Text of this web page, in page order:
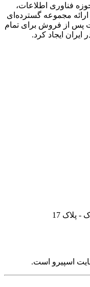
تجربه در حوزه فناوری اطلاعات،
سال 1389 به منظور ارائه مجموعه گسترده‌ای
پس از فروش برای تمام
ایجاد کرد.
پلاک 17
اسپیرو است.